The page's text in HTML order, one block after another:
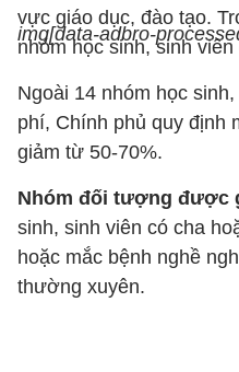
vực giáo dục, đào tạo.
nhóm học sinh, sinh
Ngoài 14 nhóm học
phí, Chính phủ quy định
giảm từ 50-70%.
Nhóm đối tượng được
sinh, sinh viên có cha
hoặc mắc bệnh nghề
thường xuyên.
img[data-adbro-